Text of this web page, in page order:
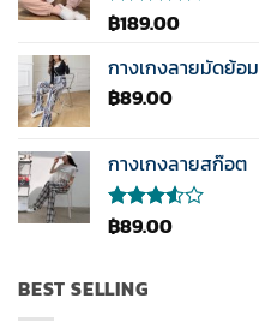
ให้
ตั้งแต่ 1-5
คะแนน
฿189.00
กางเกงลายมัดย้อม
฿89.00
กางเกงลายสก๊อต
ให้
ตั้งแต่
1-5
฿89.00
BEST SELLING